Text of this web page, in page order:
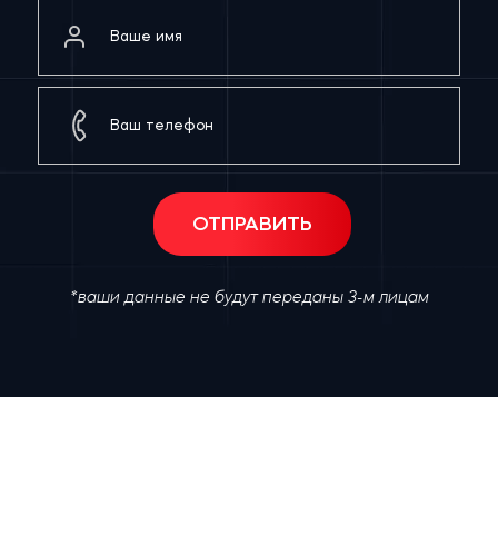
*ваши данные не будут переданы 3-м лицам